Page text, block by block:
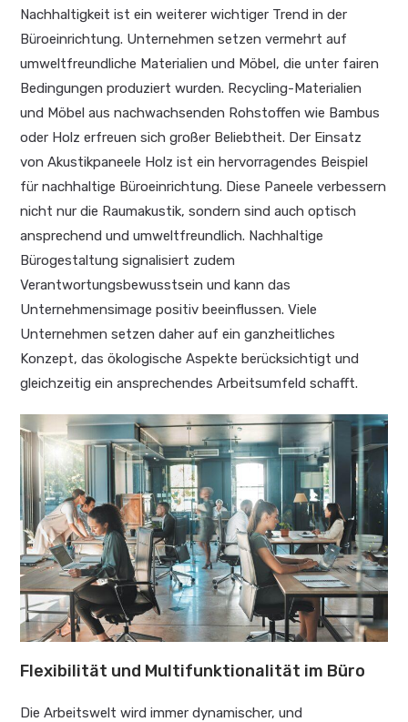
Nachhaltigkeit ist ein weiterer wichtiger Trend in der
Büroeinrichtung. Unternehmen setzen vermehrt auf
umweltfreundliche Materialien und Möbel, die unter fairen
Bedingungen produziert wurden. Recycling-Materialien
und Möbel aus nachwachsenden Rohstoffen wie Bambus
oder Holz erfreuen sich großer Beliebtheit. Der Einsatz
von Akustikpaneele Holz ist ein hervorragendes Beispiel
für nachhaltige Büroeinrichtung. Diese Paneele verbessern
nicht nur die Raumakustik, sondern sind auch optisch
ansprechend und umweltfreundlich. Nachhaltige
Bürogestaltung signalisiert zudem
Verantwortungsbewusstsein und kann das
Unternehmensimage positiv beeinflussen. Viele
Unternehmen setzen daher auf ein ganzheitliches
Konzept, das ökologische Aspekte berücksichtigt und
gleichzeitig ein ansprechendes Arbeitsumfeld schafft.
Flexibilität und Multifunktionalität im Büro
Die Arbeitswelt wird immer dynamischer, und